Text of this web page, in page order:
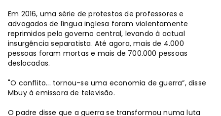
Em 2016, uma série de protestos de professores e
advogados de língua inglesa foram violentamente
reprimidos pelo governo central, levando à actual
insurgência separatista. Até agora, mais de 4.000
pessoas foram mortas e mais de 700.000 pessoas
deslocadas.
"O conflito... tornou-se uma economia de guerra”, disse
Mbuy à emissora de televisão.
O padre disse que a guerra se transformou numa luta